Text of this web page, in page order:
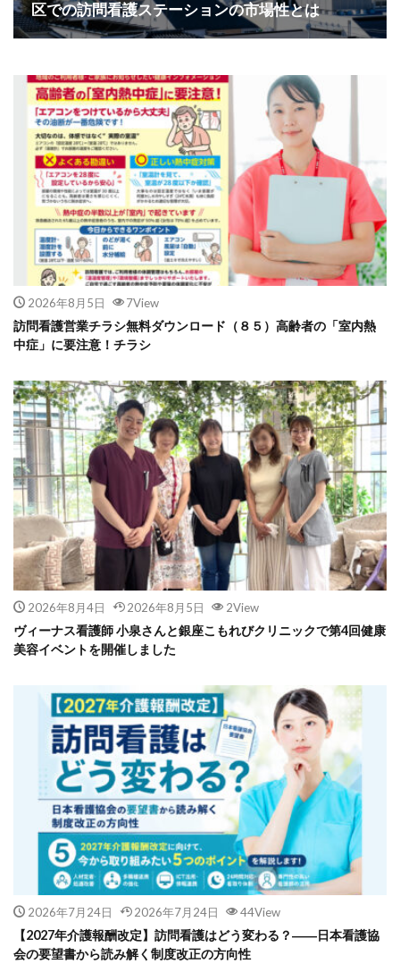
区での訪問看護ステーションの市場性とは
2026年8月5日 7View
訪問看護営業チラシ無料ダウンロード（８５）高齢者の「室内熱
中症」に要注意！チラシ
2026年8月4日 2026年8月5日 2View
ヴィーナス看護師 小泉さんと銀座こもれびクリニックで第4回健康
美容イベントを開催しました
2026年7月24日 2026年7月24日 44View
【2027年介護報酬改定】訪問看護はどう変わる？――日本看護協
会の要望書から読み解く制度改正の方向性